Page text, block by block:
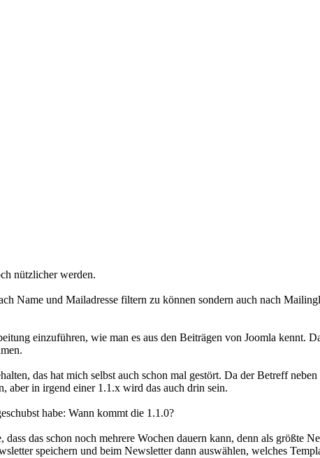
nützlicher werden.
Name und Mailadresse filtern zu können sondern auch nach
einzuführen, wie man es aus den Beiträgen von Joomla kennt.
das hat mich selbst auch schon mal gestört. Da der Betreff
aber in irgend einer 1.1.x wird das auch drin sein.
habe: Wann kommt die 1.1.0?
das schon noch mehrere Wochen dauern kann, denn als größte
speichern und beim Newsletter dann auswählen, welches